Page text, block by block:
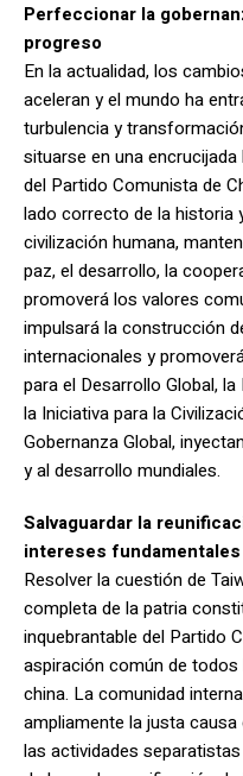
Perfeccionar la
progreso
En la actualidad, los
aceleran y el mundo ha
turbulencia y
situarse en una
del Partido Comunista de
lado correcto de la historia
civilización humana,
paz, el desarrollo, la
promoverá los valores
impulsará la construcción
internacionales y
para el Desarrollo Global,
la Iniciativa para la
Gobernanza Global,
y al desarrollo mundiales.
Salvaguardar la
intereses fundamentales
Resolver la cuestión de
completa de la patria
inquebrantable del Partido
aspiración común de
china. La comunidad
ampliamente la justa
las actividades separatistas